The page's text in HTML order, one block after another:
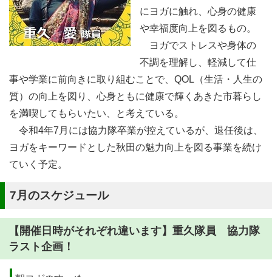
にヨガに触れ、心身の健康
や幸福度向上を図るもの。
ヨガでストレスや身体の
不調を理解し、軽減して仕
事や学業に前向きに取り組むことで、QOL（生活・人生の
質）の向上を図り、心身ともに健康で輝くあきた市暮らし
を満喫してもらいたい、と考えている。
令和4年7月には協力隊卒業が控えているが、退任後は、
ヨガをキーワードとした秋田の魅力向上を図る事業を続け
ていく予定。
7月のスケジュール
【開催日時がそれぞれ違います】重久隊員 協力隊
ラスト企画！